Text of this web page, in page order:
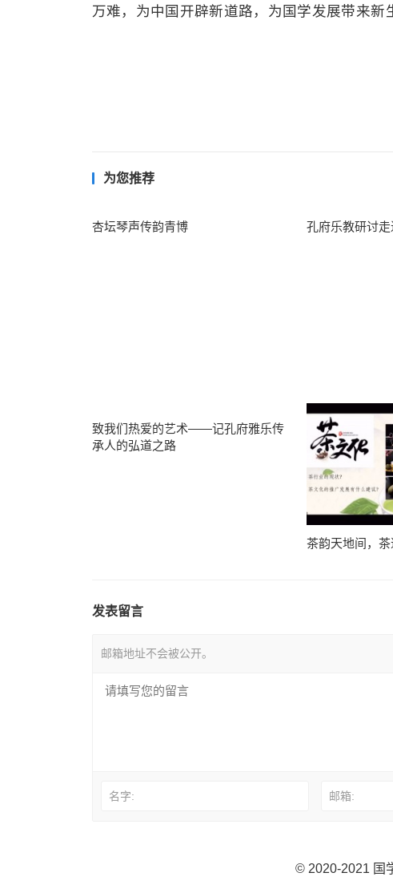
万难，为中国开辟新道路，为国学发展带来新
为您推荐
杏坛琴声传韵青博 孔府乐教研讨走
致我们热爱的艺术——记孔府雅乐传
承人的弘道之路
茶韵天地间，
发表留言
邮箱地址不会被公开。
名字: 邮箱:
© 2020-2021 国